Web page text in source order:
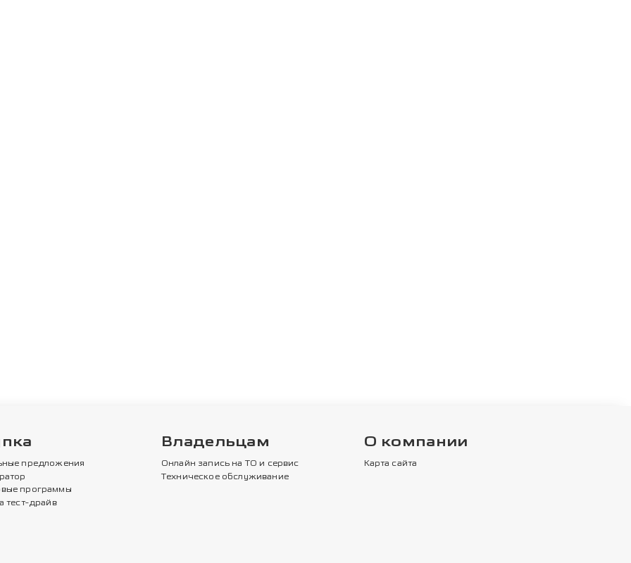
предложения
программы
тест-драйв
Владельцам
Онлайн запись на ТО и сервис
Техническое обслуживание
О компании
Карта сайта